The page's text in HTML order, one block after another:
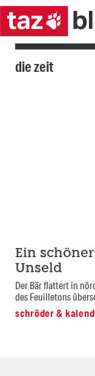
die zeit
Ein
Unseld
Der Bär flattert in
des Feuilletons
schröder &